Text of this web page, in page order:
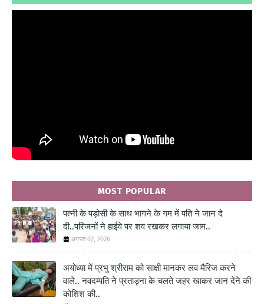
MOST POPULAR
पत्नी के पड़ोसी के साथ भागने के गम में पति ने जान दे
दी..परिजनों ने हाईवे पर शव रखकर लगाया जाम..
अगस्त 02, 2026
अयोध्या में प्रभु श्रीराम को साक्षी मानकर लव मैरिज करने
वाले.. नवदम्पति ने प्रताड़ना के चलते जहर खाकर जान देने की
कोशिश की..